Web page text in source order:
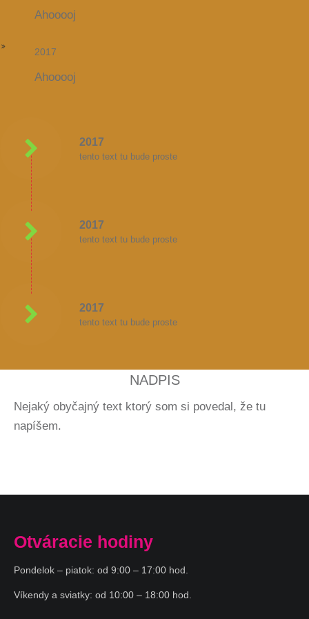
Ahooooj
2017
Ahooooj
2017
tento text tu bude proste
2017
tento text tu bude proste
2017
tento text tu bude proste
NADPIS
Nejaký obyčajný text ktorý som si povedal, že tu
napíšem.
Otváracie hodiny
Pondelok – piatok: od 9:00 – 17:00 hod.
Víkendy a sviatky: od 10:00 – 18:00 hod.